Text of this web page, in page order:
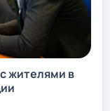
жителями в